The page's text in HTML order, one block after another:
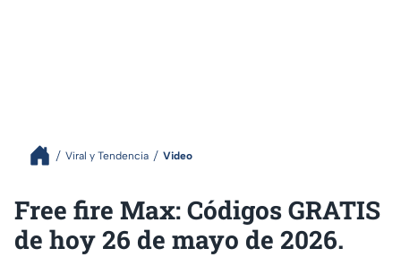
Viral y Tendencia Video
Free fire Max: Códigos GRATIS
de hoy 26 de mayo de 2026.